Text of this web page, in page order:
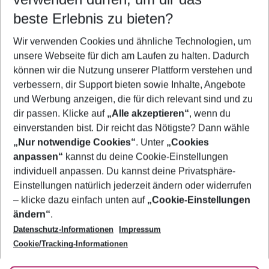
5-8 Nächte
2 Erwachsene Keine Kinder
Mehr Filter anzeigen
Footer
Footer navigation
Über uns
AGB
Bestpreisgarantie
Cookie-Einstellungen ändern
Cookie-Richtlinie
Agenturbetreuung
Barrierefreies Reisen
Folge uns
beste Erlebnis zu bieten?
Wir verwenden Cookies und ähnliche Technologien, um
unsere Webseite für dich am Laufen zu halten. Dadurch
können wir die Nutzung unserer Plattform verstehen und
verbessern, dir Support bieten sowie Inhalte, Angebote
und Werbung anzeigen, die für dich relevant sind und zu
dir passen. Klicke auf „Alle akzeptieren“, wenn du
einverstanden bist. Dir reicht das Nötigste? Dann wähle
„Nur notwendige Cookies“. Unter „Cookies
anpassen“ kannst du deine Cookie-Einstellungen
individuell anpassen. Du kannst deine Privatsphäre-
Einstellungen natürlich jederzeit ändern oder widerrufen
– klicke dazu einfach unten auf „Cookie-Einstellungen
ändern“.
Datenschutz-Informationen
Impressum
Cookie/Tracking-Informationen